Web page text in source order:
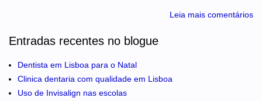
Leia mais comentários
Entradas recentes no blogue
Dentista em Lisboa para o Natal
Clinica dentaria com qualidade em Lisboa
Uso de Invisalign nas escolas